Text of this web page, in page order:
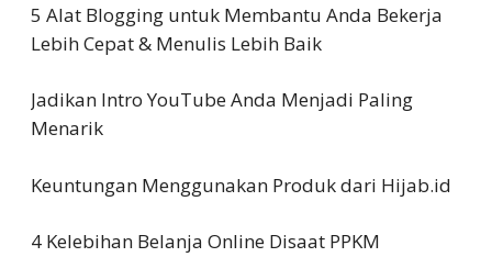
5 Alat Blogging untuk Membantu Anda Bekerja
Lebih Cepat & Menulis Lebih Baik
Jadikan Intro YouTube Anda Menjadi Paling
Menarik
Keuntungan Menggunakan Produk dari Hijab.id
4 Kelebihan Belanja Online Disaat PPKM